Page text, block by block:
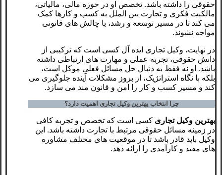
حقوقی را داشته باشد. تخصص او در حوزه مالی، مالیاتی،
مالکیت فکری و تجارت بین الملل به کسب و کارها کمک
می کند تا در مسیر توسعه و رشد، با چالش های قانونی
مواجه نشوند.
در نهایت، وکیل تجاری ایده آل کسی است که ترکیبی از
دانش حقوقی، تجربه عملی و مهارت های ارتباطی داشته
باشد. او نه فقط به دنبال حل مسائل فعلی موکل است،
بلکه با نگاه استراتژیک، از بروز مشکلات آینده جلوگیری می
کند و مسیر کسب و کار را امن و قانون مند می سازد.
چرا انتخاب بهترین وکیل تجاری اهمیت دارد؟
بهترین وکیل تجاری کسی است که تخصص و تجربه کافی
در زمینه مسائل حقوقی مرتبط با تجارت داشته باشد. این
وکیل باید قادر باشد تا در موقعیت‌ های مختلف مشاوره
‌های مفید و کارآمدی را ارائه دهد.